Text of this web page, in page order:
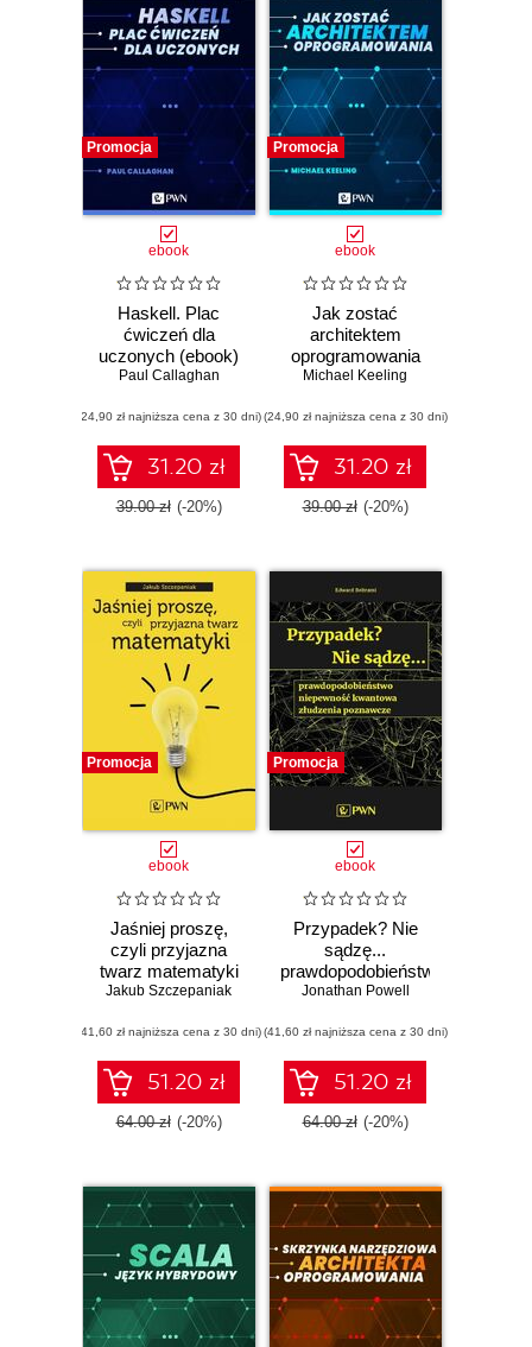
Promocja
ebook
Haskell. Plac
ćwiczeń dla
uczonych (ebook)
Paul Callaghan
(24,90 zł najniższa cena z 30 dni)
31.20 zł
39.00 zł (-20%)
Promocja
ebook
Jak zostać
architektem
oprogramowania
(ebook)
Michael Keeling
(24,90 zł najniższa cena z 30 dni)
31.20 zł
39.00 zł (-20%)
Promocja
ebook
Jaśniej proszę,
czyli przyjazna
twarz matematyki
Jakub Szczepaniak
(41,60 zł najniższa cena z 30 dni)
51.20 zł
64.00 zł (-20%)
Promocja
ebook
Przypadek? Nie
sądzę...
prawdopodobieństwo,
niepewność
złudzenia
poznawcze
Jonathan Powell
(41,60 zł najniższa cena z 30 dni)
51.20 zł
64.00 zł (-20%)